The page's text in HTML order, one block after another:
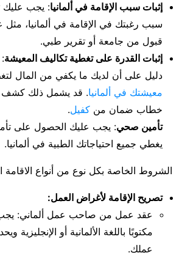
إثبات سبب الإقامة في ألمانيا: يجب عليك
سبب رغبتك في الإقامة في ألمانيا،
قبول من جامعة أو تقرير طبي.
إثبات القدرة على تغطية تكاليف المعيشة
دليل على أن لديك ما يكفي من المال
معيشتك في ألمانيا. قد يشمل ذلك كشف
خطاب ضمان من كفيل.
تأمين صحي: يجب عليك الحصول على
يغطي جميع احتياجاتك الطبية في ألمانيا.
الشروط الخاصة بكل نوع من أنواع الاقامة
تصريح الإقامة لأغراض العمل:
عقد عمل من صاحب عمل ألماني: يجب
مكتوبًا باللغة الألمانية أو الإنجليزية
عملك.